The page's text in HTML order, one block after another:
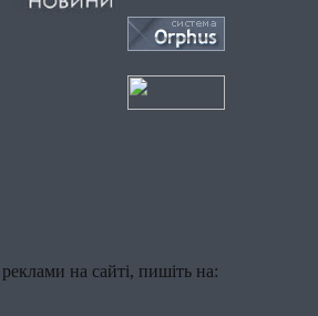
на сайті, пишіть на: